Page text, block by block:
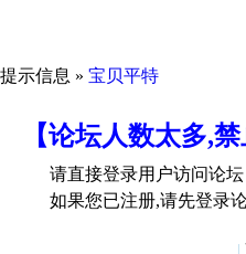
提示信息 » 宝贝平特
【论坛人数太多,
请直接登录用户访问论
如果您已注册,请先登录